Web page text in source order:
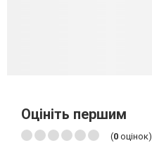
Оцініть першим
(0 оцінок)